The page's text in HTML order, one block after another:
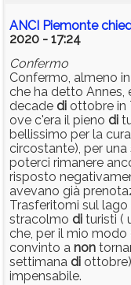
ANCI Piemonte
2020 - 17:24
Confermo
Confermo, almeno
che ha detto Annes,
decade di ottobre in
ove c'era il pieno di
bellissimo per la
circostante), per
poterci rimanere
risposto
avevano già
Trasferitomi sul lago
stracolmo di turisti (
che, per il mio modo
convinto a non
settimana di
impensabile.